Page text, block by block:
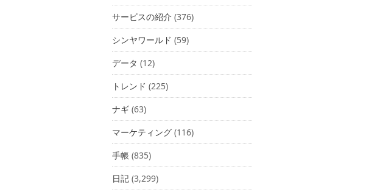
サービスの紹介 (376)
シンヤワールド (59)
データ (12)
トレンド (225)
ナギ (63)
マーケティング (116)
手帳 (835)
日記 (3,299)